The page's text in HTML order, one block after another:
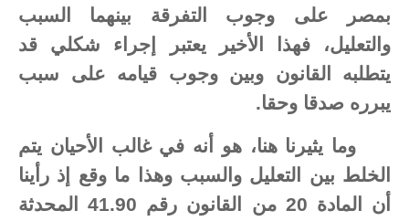
بمصر على وجوب التفرقة بينهما السبب
والتعليل، فهذا الأخير يعتبر إجراء شكلي قد
يتطلبه القانون وبين وجوب قيامه على سبب
يبرره صدقا وحقا.
وما يثيرنا هنا، هو أنه في غالب الأحيان يتم
الخلط بين التعليل والسبب وهذا ما وقع إذ رأينا
أن المادة 20 من القانون رقم 41.90 المحدثة